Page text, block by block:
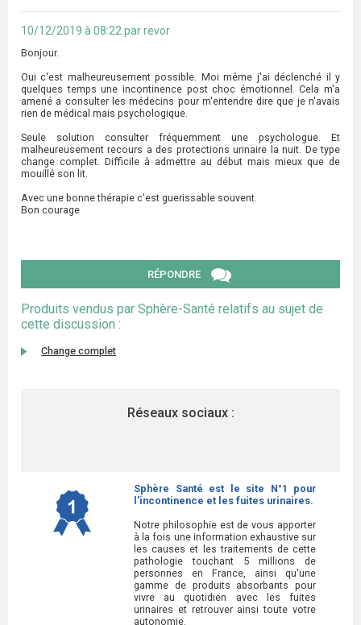
10/12/2019 à 08:22 par revor
Bonjour.
Oui c'est malheureusement possible. Moi même j'ai déclenché il y
quelques temps une incontinence post choc émotionnel. Cela m'a
amené a consulter les médecins pour m'entendre dire que je n'avais
rien de médical mais psychologique.
Seule solution consulter fréquemment une psychologue. Et
malheureusement recours a des protections urinaire la nuit. De type
change complet. Difficile à admettre au début mais mieux que de
mouillé son lit.
Avec une bonne thérapie c'est guerissable souvent.
Bon courage
RÉPONDRE
Produits vendus par Sphère-Santé relatifs au sujet de
cette discussion :
Change complet
Réseaux sociaux :
Sphère Santé est le site N°1 pour
l'incontinence et les fuites urinaires.
Notre philosophie est de vous apporter
à la fois une information exhaustive sur
les causes et les traitements de cette
pathologie touchant 5 millions de
personnes en France, ainsi qu'une
gamme de produits absorbants pour
vivre au quotidien avec les fuites
urinaires et retrouver ainsi toute votre
autonomie.